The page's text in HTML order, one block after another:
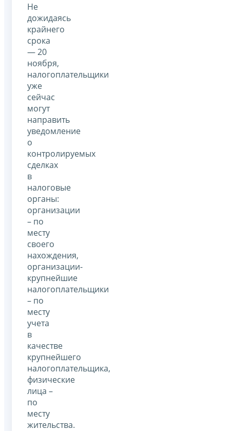
Не
дожидаясь
крайнего
срока
— 20
ноября,
налогоплательщики
уже
сейчас
могут
направить
уведомление
о
контролируемых
сделках
в
налоговые
органы:
организации
– по
месту
своего
нахождения,
организации-
крупнейшие
налогоплательщики
– по
месту
учета
в
качестве
крупнейшего
налогоплательщика,
физические
лица –
по
месту
жительства.